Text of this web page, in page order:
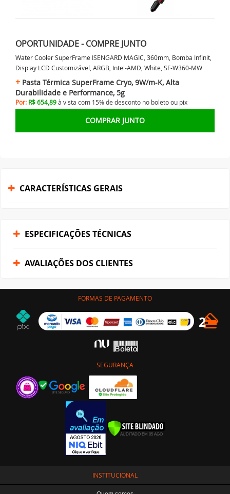
OPORTUNIDADE - COMPRE JUNTO
Water Cooler SuperFrame ISENGARD MAGIC, 360mm, Bomba Infinit,
Display LCD Customizável, ARGB, Intel-AMD, White, SF-W360-MW
Pasta Térmica SuperFrame Cryo, 9W/m-K, Alta
Durabilidade e Performance, 5g
Por: R$ 654,89à vista com 15% de desconto no boleto ou pix
COMPRAR JUNTO
CARACTERÍSTICAS GERAIS
ESPECIFICAÇÕES TÉCNICAS
AVALIAÇÕES DOS CLIENTES
FORMAS DE PAGAMENTO
SEGURANÇA
INSTITUCIONAL